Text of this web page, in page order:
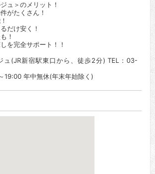
ュ＞のメリット！
がたくさん！
だけ安く！
！
を完全サポート！！
ュ(JR新宿駅東口から、徒歩2分) TEL：03-
19:00 年中無休(年末年始除く)